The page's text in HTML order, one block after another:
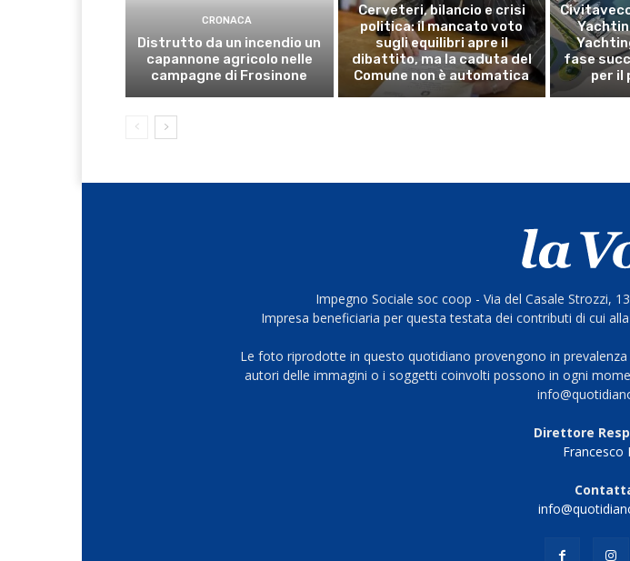
CRONACA
Distrutto da un incendio un
capannone agricolo nelle
campagne di Frosinone
Cerveteri, bilancio e crisi
politica: il mancato voto
sugli equilibri apre il
dibattito, ma la caduta del
Comune non è automatica
fase
per il
Impegno Sociale soc coop - Via del Casale Strozzi,
Impresa beneficiaria per questa testata dei contributi di cui
Le foto riprodotte in questo quotidiano provengono in
autori delle immagini o i soggetti coinvolti possono in ogni
Direttore
Francesco